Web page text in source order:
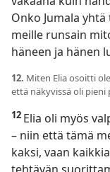
Onko Jumala
meille runsain
häneen ja hänen
12. Miten Elia osoitti
että näkyvissä oli pieni
12 Elia oli myös
– niin että tämä
kaksi, vaan